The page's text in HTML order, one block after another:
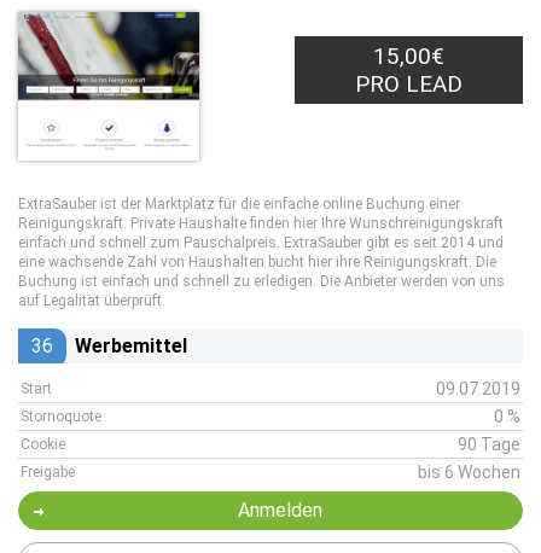
15,00€
PRO LEAD
ExtraSauber ist der Marktplatz für die einfache online Buchung einer
Reinigungskraft. Private Haushalte finden hier Ihre Wunschreinigungskraft
einfach und schnell zum Pauschalpreis. ExtraSauber gibt es seit 2014 und
eine wachsende Zahl von Haushalten bucht hier ihre Reinigungskraft. Die
Buchung ist einfach und schnell zu erledigen. Die Anbieter werden von uns
auf Legalität überprüft.
36 Werbemittel
Start 09.07.2019
Stornoquote 0 %
Cookie 90 Tage
Freigabe bis 6 Wochen
Anmelden